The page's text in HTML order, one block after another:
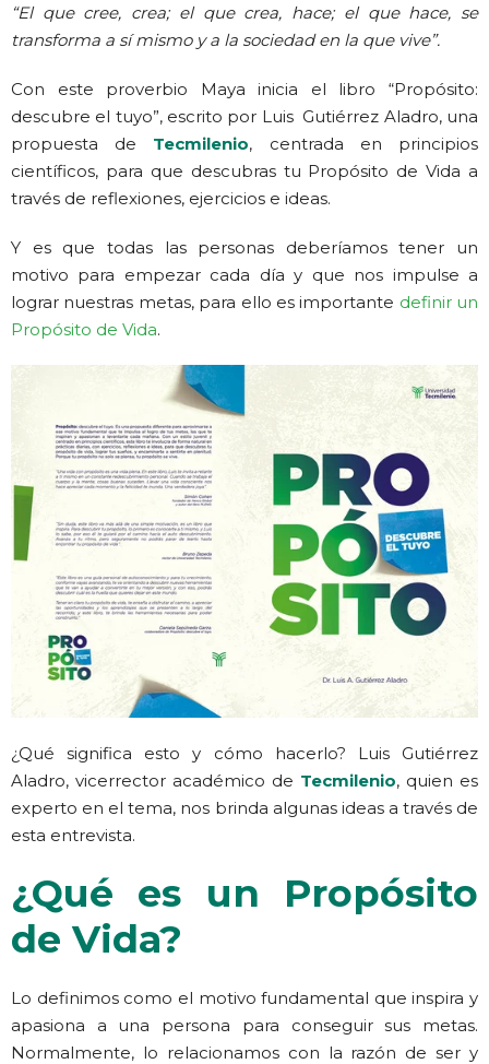
“El que cree, crea; el que crea, hace; el que hace, se
transforma a sí mismo y a la sociedad en la que vive”.
Con este proverbio Maya inicia el libro “Propósito:
descubre el tuyo”, escrito por Luis Gutiérrez Aladro, una
propuesta de Tecmilenio, centrada en principios
científicos, para que descubras tu Propósito de Vida a
través de reflexiones, ejercicios e ideas.
Y es que todas las personas deberíamos tener un
motivo para empezar cada día y que nos impulse a
lograr nuestras metas, para ello es importante definir un
Propósito de Vida.
¿Qué significa esto y cómo hacerlo? Luis Gutiérrez
Aladro, vicerrector académico de Tecmilenio, quien es
experto en el tema, nos brinda algunas ideas a través de
esta entrevista.
¿Qué es un Propósito
de Vida?
Lo definimos como el motivo fundamental que inspira y
apasiona a una persona para conseguir sus metas.
Normalmente, lo relacionamos con la razón de ser y